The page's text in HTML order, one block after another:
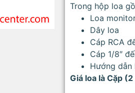
Trong hộp loa
Loa
Dây loa
Cáp RCA
Cáp 1/8″
Hướng dẫn
Giá loa là Cặp